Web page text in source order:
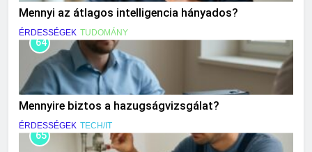
Mennyi az átlagos intelligencia hányados?
ÉRDESSÉGEK TUDOMÁNY
64
Mennyire biztos a hazugságvizsgálat?
ÉRDESSÉGEK TECH/IT
65